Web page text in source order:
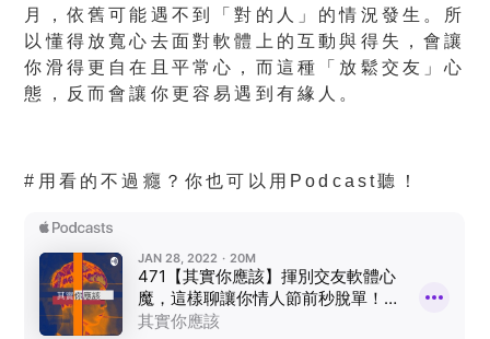
月，依舊可能遇不到「對的人」的情況發生。所
以懂得放寬心去面對軟體上的互動與得失，會讓
你滑得更自在且平常心，而這種「放鬆交友」心
態，反而會讓你更容易遇到有緣人。
#用看的不過癮？你也可以用Podcast聽！